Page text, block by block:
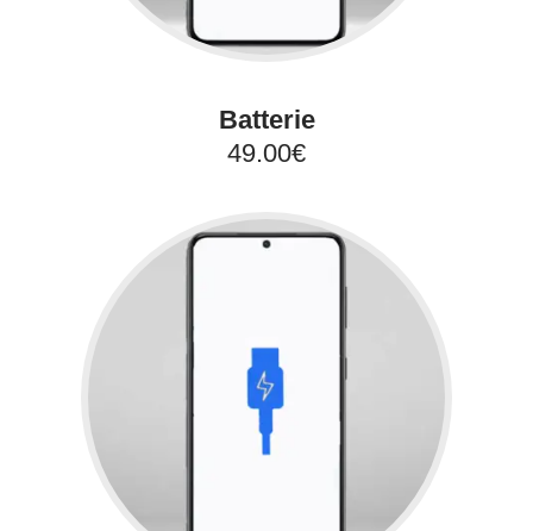
Batterie
49.00€